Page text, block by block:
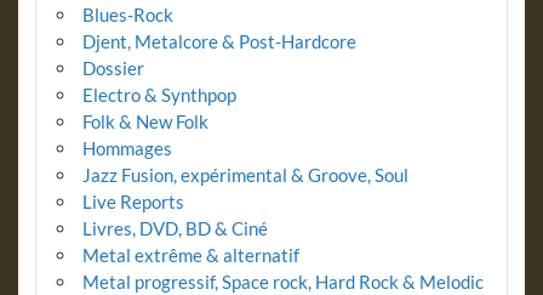
Blues-Rock
Djent, Metalcore & Post-Hardcore
Dossier
Electro & Synthpop
Folk & New Folk
Hommages
Jazz Fusion, expérimental & Groove, Soul
Live Reports
Livres, DVD, BD & Ciné
Metal extrême & alternatif
Metal progressif, Space rock, Hard Rock & Melodic